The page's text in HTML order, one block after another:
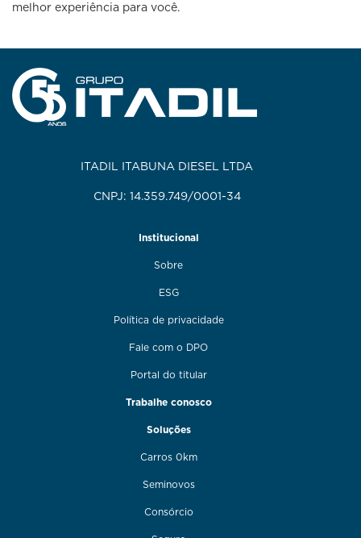
melhor experiência para você.
ITADIL ITABUNA DIESEL LTDA
CNPJ: 14.359.749/0001-34
Institucional
Sobre
ESG
Política de privacidade
Fale com o DPO
Portal do titular
Trabalhe conosco
Soluções
Carros 0km
Seminovos
Consórcio